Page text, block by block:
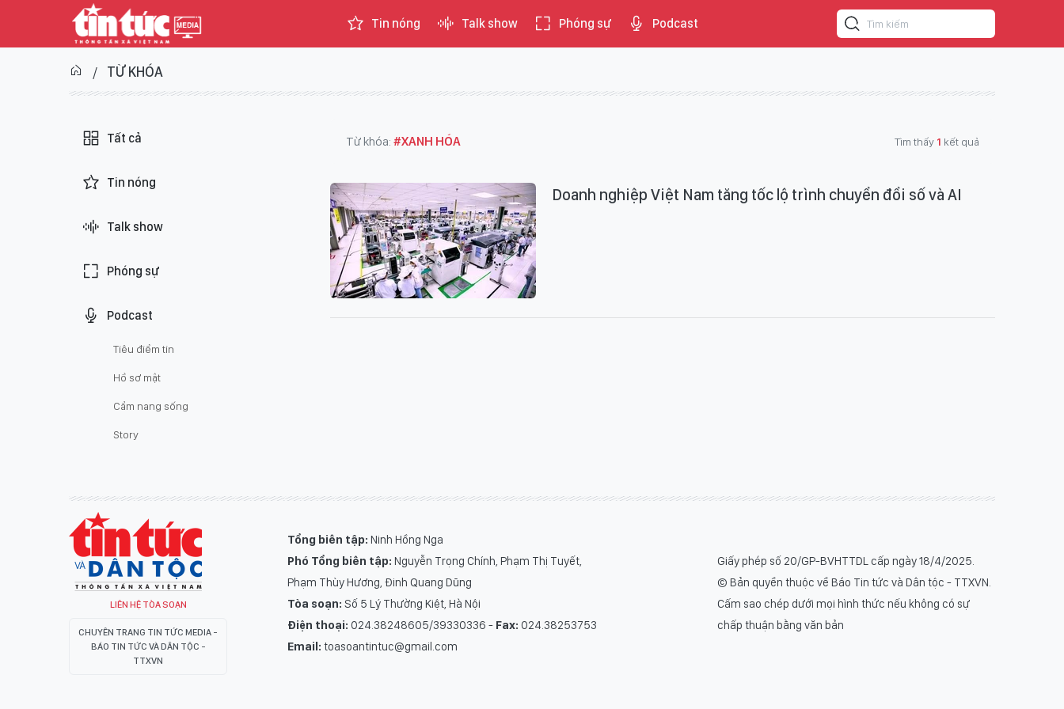
Tin nóng Talk show Phóng sự Podcast
TỪ KHÓA
Tất cả
Tin nóng
Talk show
Phóng sự
Podcast
Tiêu điểm tin
Hồ sơ mật
Cẩm nang sống
Story
Từ khóa: #XANH HÓA Tìm thấy 1 kết quả
Doanh nghiệp Việt Nam tăng tốc lộ trình chuyển đổi số và AI
LIÊN HỆ TÒA SOẠN
CHUYÊN TRANG TIN TỨC MEDIA -
BÁO TIN TỨC VÀ DÂN TỘC -
TTXVN
Tổng biên tập: Ninh Hồng Nga
Phó Tổng biên tập: Nguyễn Trọng Chính, Phạm Thị Tuyết,
Phạm Thùy Hương, Đinh Quang Dũng
Tòa soạn: Số 5 Lý Thường Kiệt, Hà Nội
Điện thoại: 024.38248605/39330336 - Fax: 024.38253753
Email: toasoantintuc@gmail.com
Giấy phép số 20/GP-BVHTTDL cấp ngày 18/4/2025.
© Bản quyền thuộc về Báo Tin tức và Dân tộc - TTXVN.
Cấm sao chép dưới mọi hình thức nếu không có sự
chấp thuận bằng văn bản